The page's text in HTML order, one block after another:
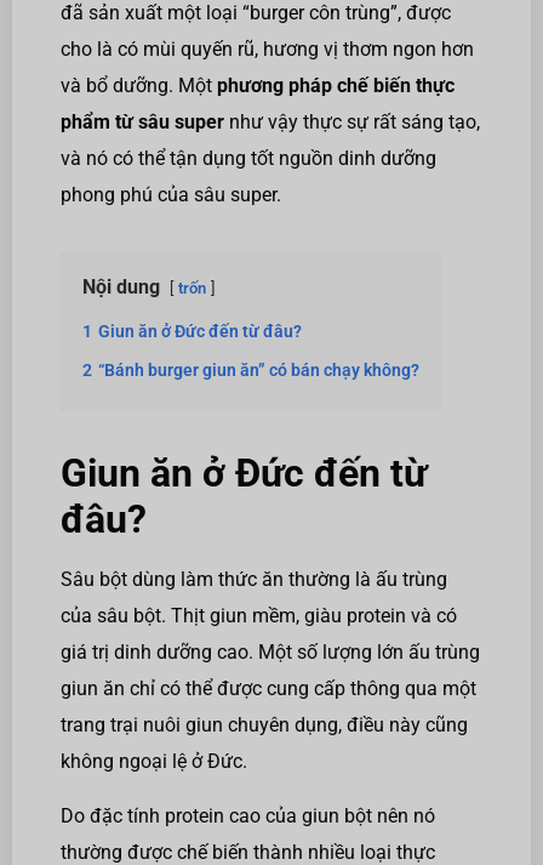
đã sản xuất một loại “burger côn trùng”, được
cho là có mùi quyến rũ, hương vị thơm ngon hơn
và bổ dưỡng. Một phương pháp chế biến thực
phẩm từ sâu super như vậy thực sự rất sáng tạo,
và nó có thể tận dụng tốt nguồn dinh dưỡng
phong phú của sâu super.
Nội dung trốn
1 Giun ăn ở Đức đến từ đâu?
2 “Bánh burger giun ăn” có bán chạy không?
Giun ăn ở Đức đến từ
đâu?
Sâu bột dùng làm thức ăn thường là ấu trùng
của sâu bột. Thịt giun mềm, giàu protein và có
giá trị dinh dưỡng cao. Một số lượng lớn ấu trùng
giun ăn chỉ có thể được cung cấp thông qua một
trang trại nuôi giun chuyên dụng, điều này cũng
không ngoại lệ ở Đức.
Do đặc tính protein cao của giun bột nên nó
thường được chế biến thành nhiều loại thực